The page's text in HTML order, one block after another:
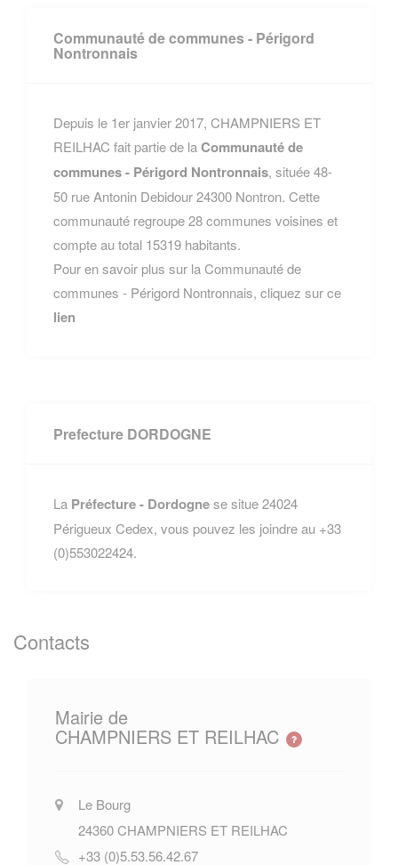
Communauté de communes - Périgord
Nontronnais
Depuis le 1er janvier 2017, CHAMPNIERS ET
REILHAC fait partie de laCommunauté de
communes - Périgord Nontronnais, située 48-
50 rue Antonin Debidour 24300 Nontron. Cette
communauté regroupe 28 communes voisines et
compte au total 15319 habitants.
Pour en savoir plus sur la Communauté de
communes - Périgord Nontronnais, cliquez sur ce
lien
Prefecture DORDOGNE
La Préfecture - Dordognese situe 24024
Périgueux Cedex, vous pouvez les joindre au +33
(0)553022424.
Contacts
Mairie de
CHAMPNIERS ET REILHAC
Le Bourg
24360CHAMPNIERS ET REILHAC
+33 (0)5.53.56.42.67